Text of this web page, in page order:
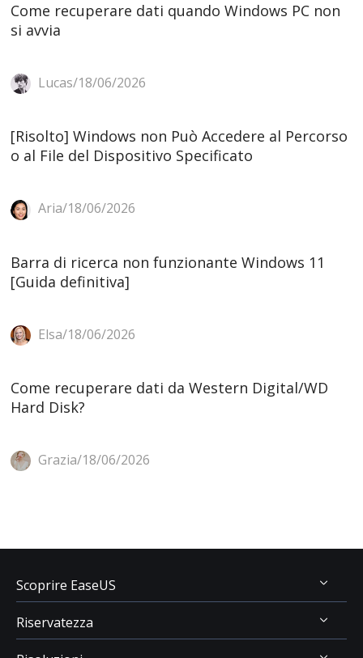
Come recuperare dati quando Windows PC non
si avvia
Lucas/18/06/2026
[Risolto] Windows non Può Accedere al Percorso
o al File del Dispositivo Specificato
Aria/18/06/2026
Barra di ricerca non funzionante Windows 11
[Guida definitiva]
Elsa/18/06/2026
Come recuperare dati da Western Digital/WD
Hard Disk?
Grazia/18/06/2026
Scoprire EaseUS
Chi Siamo
Riservatezza